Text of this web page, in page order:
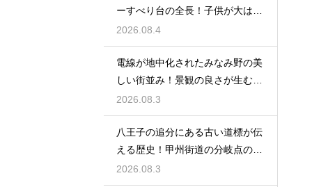
ーすべり台の全長！子供が大はし
ゃぎの遊具
2026.08.4
電線が地中化されたみなみ野の美
しい街並み！景観の良さが生む住
みやすさ
2026.08.3
八王子の追分にある古い道標が伝
える歴史！甲州街道の分岐点の真
実に迫る
2026.08.3